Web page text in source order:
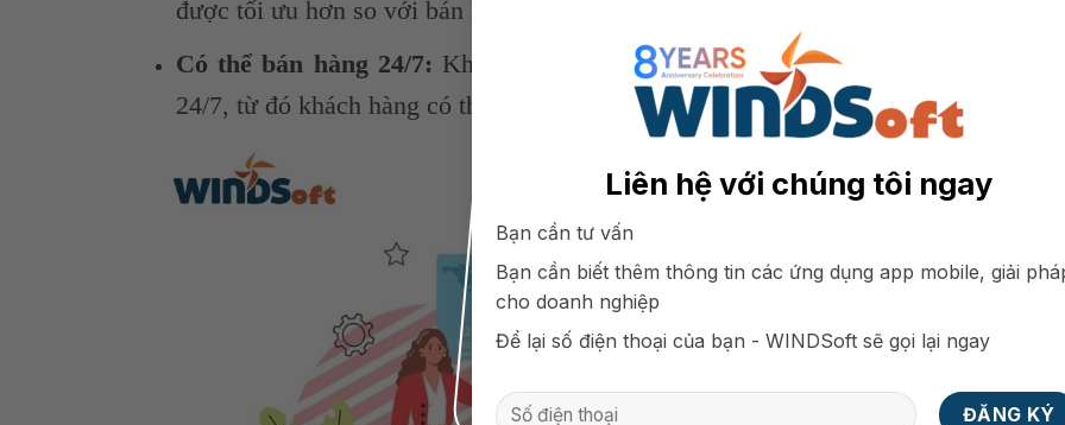
Liên hệ với chúng tôi ngay
Bạn cần tư vấn
Bạn cần biết thêm thông tin các ứng dụng app mobile, giải
cho doanh nghiệp
Để lại số điện thoại của bạn - WINDSoft sẽ gọi lại ngay
được tối ưu hơn so với bán hàng truyền thống.
Có thể bán hàng 24/7: Khi bán hàng online, bạn hoàn toàn có thể bán hàng
24/7, từ đó khách hàng có thể mua sắm bất cứ khi nào họ muốn.